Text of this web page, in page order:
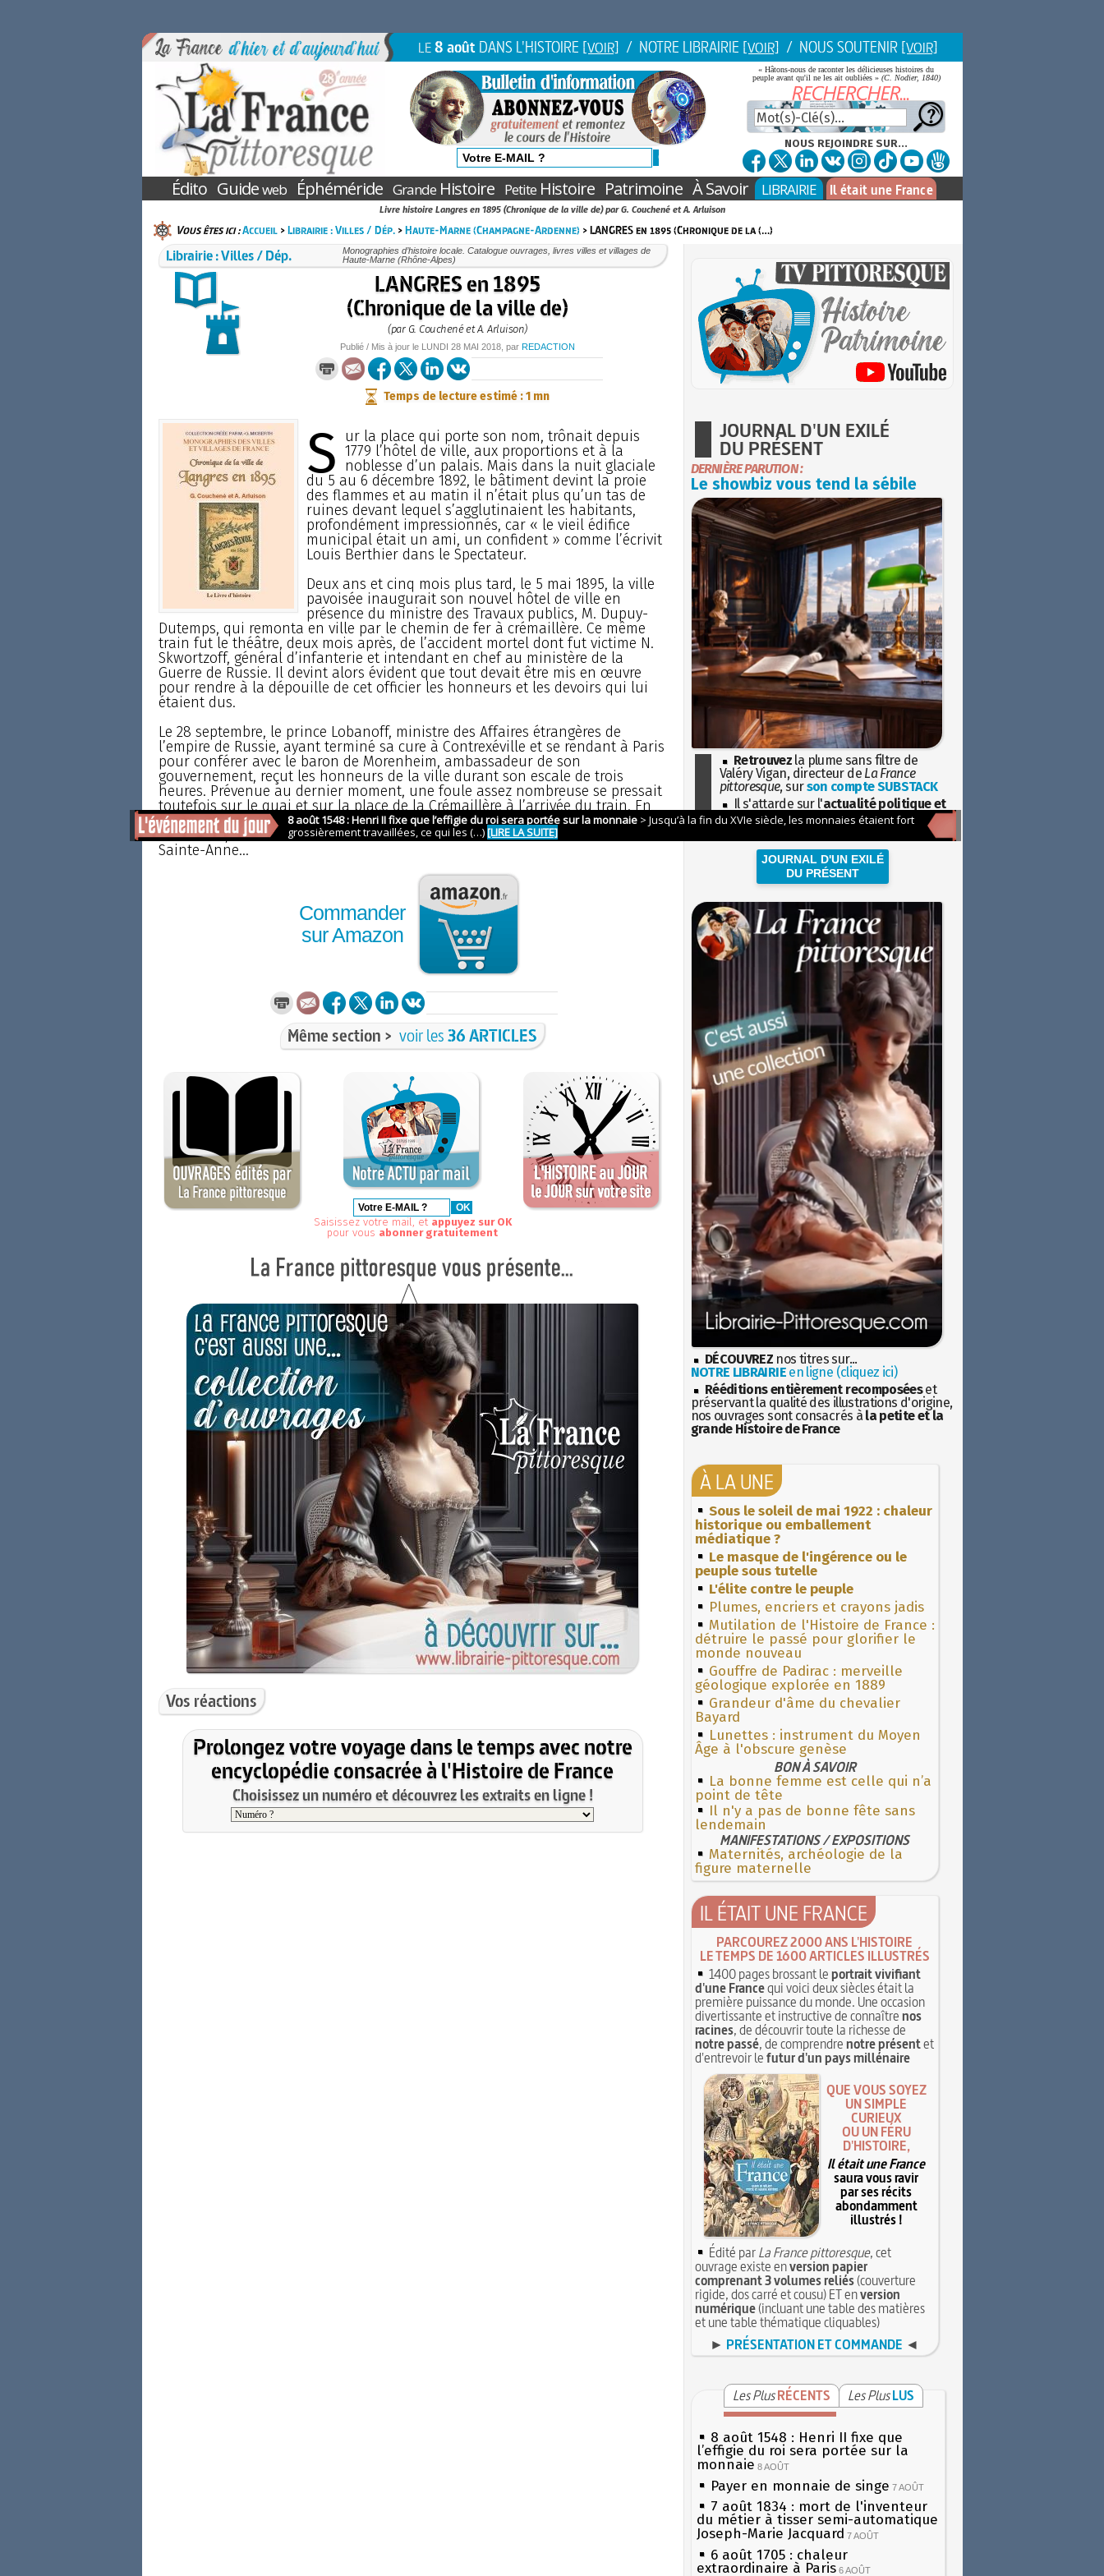
LE8 août DANS L'HISTOIRE [VOIR] / NOTRE LIBRAIRIE [VOIR] / NOUS SOUTENIR [VOIR]
« Hâtons-nous de raconter les délicieuses histoires du
peuple avant qu'il ne les ait oubliées » (C. Nodier, 1840)
NOUS REJOINDRE SUR...
Édito Guideweb Éphéméride GrandeHistoire PetiteHistoire Patrimoine À Savoir LIBRAIRIE Il était une France
Livre histoire Langres en 1895 (Chronique de la ville de) par G. Couchené et A. Arluison
Vous êtes ici :Accueil>Librairie : Villes / Dép.>Haute-Marne (Champagne-Ardenne) > LANGRES en 1895 (Chronique de la (…)
Librairie : Villes / Dép.
Monographies d’histoire locale. Catalogue ouvrages, livres villes et villages de
Haute-Marne (Rhône-Alpes)
LANGRES en 1895
(Chronique de la ville de)
(par G. Couchené et A. Arluison)
Publié / Mis à jour le LUNDI 28 MAI 2018 , par REDACTION
Temps de lecture estimé : 1 mn
S ur la place qui porte son nom, trônait depuis
1779 l’hôtel de ville, aux proportions et à la
noblesse d’un palais. Mais dans la nuit glaciale
du 5 au 6 décembre 1892, le bâtiment devint la proie
des flammes et au matin il n’était plus qu’un tas de
ruines devant lequel s’agglutinaient les habitants,
profondément impressionnés, car « le vieil édifice
municipal était un ami, un confident » comme l’écrivit
Louis Berthier dans le Spectateur.
Deux ans et cinq mois plus tard, le 5 mai 1895, la ville
pavoisée inaugurait son nouvel hôtel de ville en
présence du ministre des Travaux publics, M. Dupuy-
Dutemps, qui remonta en ville par le chemin de fer à crémaillère. Ce même
train fut le théâtre, deux mois après, de l’accident mortel dont fut victime N.
Skwortzoff, général d’infanterie et intendant en chef au ministère de la
Guerre de Russie. Il devint alors évident que tout devait être mis en œuvre
pour rendre à la dépouille de cet officier les honneurs et les devoirs qui lui
étaient dus.
Le 28 septembre, le prince Lobanoff, ministre des Affaires étrangères de
l’empire de Russie, ayant terminé sa cure à Contrexéville et se rendant à Paris
pour conférer avec le baron de Morenheim, ambassadeur de son
gouvernement, reçut les honneurs de la ville durant son escale de trois
heures. Prévenue au dernier moment, une foule assez nombreuse se pressait
toutefois sur le quai et sur la place de la Crémaillère à l’arrivée du train. En
reconnaissance de cette attitude spontanée et amicale, par un ukase du
24 octobre, le tsar Nicolas II remit la croix de commandeur de l’ordre de
Sainte-Anne...
Commander
sur Amazon
Même section > voir les36 ARTICLES
Saisissez votre mail, et appuyez sur OK
pour vous abonner gratuitement
Vos réactions
Prolongez votre voyage dans le temps avec notre
encyclopédie consacrée à l'Histoire de France
Choisissez un numéro et découvrez les extraits en ligne !
JOURNAL D'UN EXILÉ
DU PRÉSENT
DERNIÈRE PARUTION :
Le showbiz vous tend la sébile
Retrouvez la plume sans filtre de
Valéry Vigan, directeur de La France
pittoresque, surson compte SUBSTACK
Il s'attarde sur l'actualité politique et
sociétaleavec la hauteur de vue de
JOURNAL D'UN EXILÉ
DU PRÉSENT
DÉCOUVREZ nos titres sur...
NOTRE LIBRAIRIEen ligne (cliquez ici)
Rééditions entièrement recomposéeset
préservant la qualité des illustrations d'origine,
nos ouvrages sont consacrés à la petite et la
grande Histoire de France
À LA UNE
Sous le soleil de mai 1922 : chaleur
historique ou emballement
médiatique ?
Le masque de l'ingérence ou le
peuple sous tutelle
L'élite contre le peuple
Plumes, encriers et crayons jadis
Mutilation de l'Histoire de France :
détruire le passé pour glorifier le
monde nouveau
Gouffre de Padirac : merveille
géologique explorée en 1889
Grandeur d'âme du chevalier
Bayard
Lunettes : instrument du Moyen
Âge à l'obscure genèse
BON À SAVOIR
La bonne femme est celle qui n’a
point de tête
Il n'y a pas de bonne fête sans
lendemain
MANIFESTATIONS / EXPOSITIONS
Maternités, archéologie de la
figure maternelle
IL ÉTAIT UNE FRANCE
PARCOUREZ 2000 ANS L'HISTOIRE
LE TEMPS DE 1600 ARTICLES ILLUSTRÉS
1400 pages brossant leportrait vivifiant
d'une Francequi voici deux siècles était la
première puissance du monde. Une occasion
divertissante et instructive de connaîtrenos
racines, de découvrir toute la richesse de
notre passé, de comprendrenotre présentet
d'entrevoir lefutur d'un pays millénaire
QUE VOUS SOYEZ
UN SIMPLE
CURIEUX
OU UN FÉRU
D'HISTOIRE,
Il était une France
saura vous ravir
par ses récits
abondamment
illustrés !
Édité parLa France pittoresque, cet
ouvrage existe enversion papier
comprenant 3 volumes reliés(couverture
rigide, dos carré et cousu) ET enversion
numérique(incluant une table des matières
et une table thématique cliquables)
► PRÉSENTATION ET COMMANDE ◄
Les Plus RÉCENTS Les Plus LUS
8 août 1548 : Henri II fixe que
l’effigie du roi sera portée sur la
monnaie 8 AOÛT
Payer en monnaie de singe 7 AOÛT
7 août 1834 : mort de l'inventeur
du métier à tisser semi-automatique
Joseph-Marie Jacquard 7 AOÛT
6 août 1705 : chaleur
extraordinaire à Paris 6 AOÛT